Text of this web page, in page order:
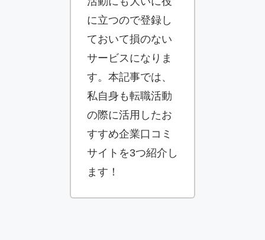
に立つので登録し
ておいて損のない
サービスになりま
す。本記事では、
私自身も転職活動
の際に活用したお
すすめ企業口コミ
サイトを3つ紹介し
ます！